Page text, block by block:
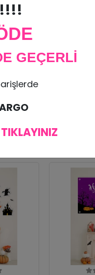
halinde tekrar ürün
!!!!
GEÇERLİ